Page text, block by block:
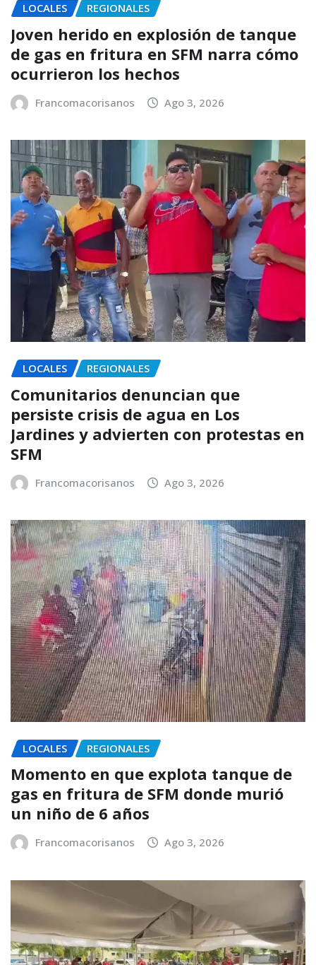
LOCALES REGIONALES
Joven herido en explosión de tanque
de gas en fritura en SFM narra cómo
ocurrieron los hechos
Francomacorisanos Ago 3, 2026
LOCALES REGIONALES
Comunitarios denuncian que
persiste crisis de agua en Los
Jardines y advierten con protestas en
SFM
Francomacorisanos Ago 3, 2026
LOCALES REGIONALES
Momento en que explota tanque de
gas en fritura de SFM donde murió
un niño de 6 años
Francomacorisanos Ago 3, 2026